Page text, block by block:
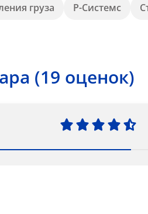
груза Р-Системс
(19 оценок)